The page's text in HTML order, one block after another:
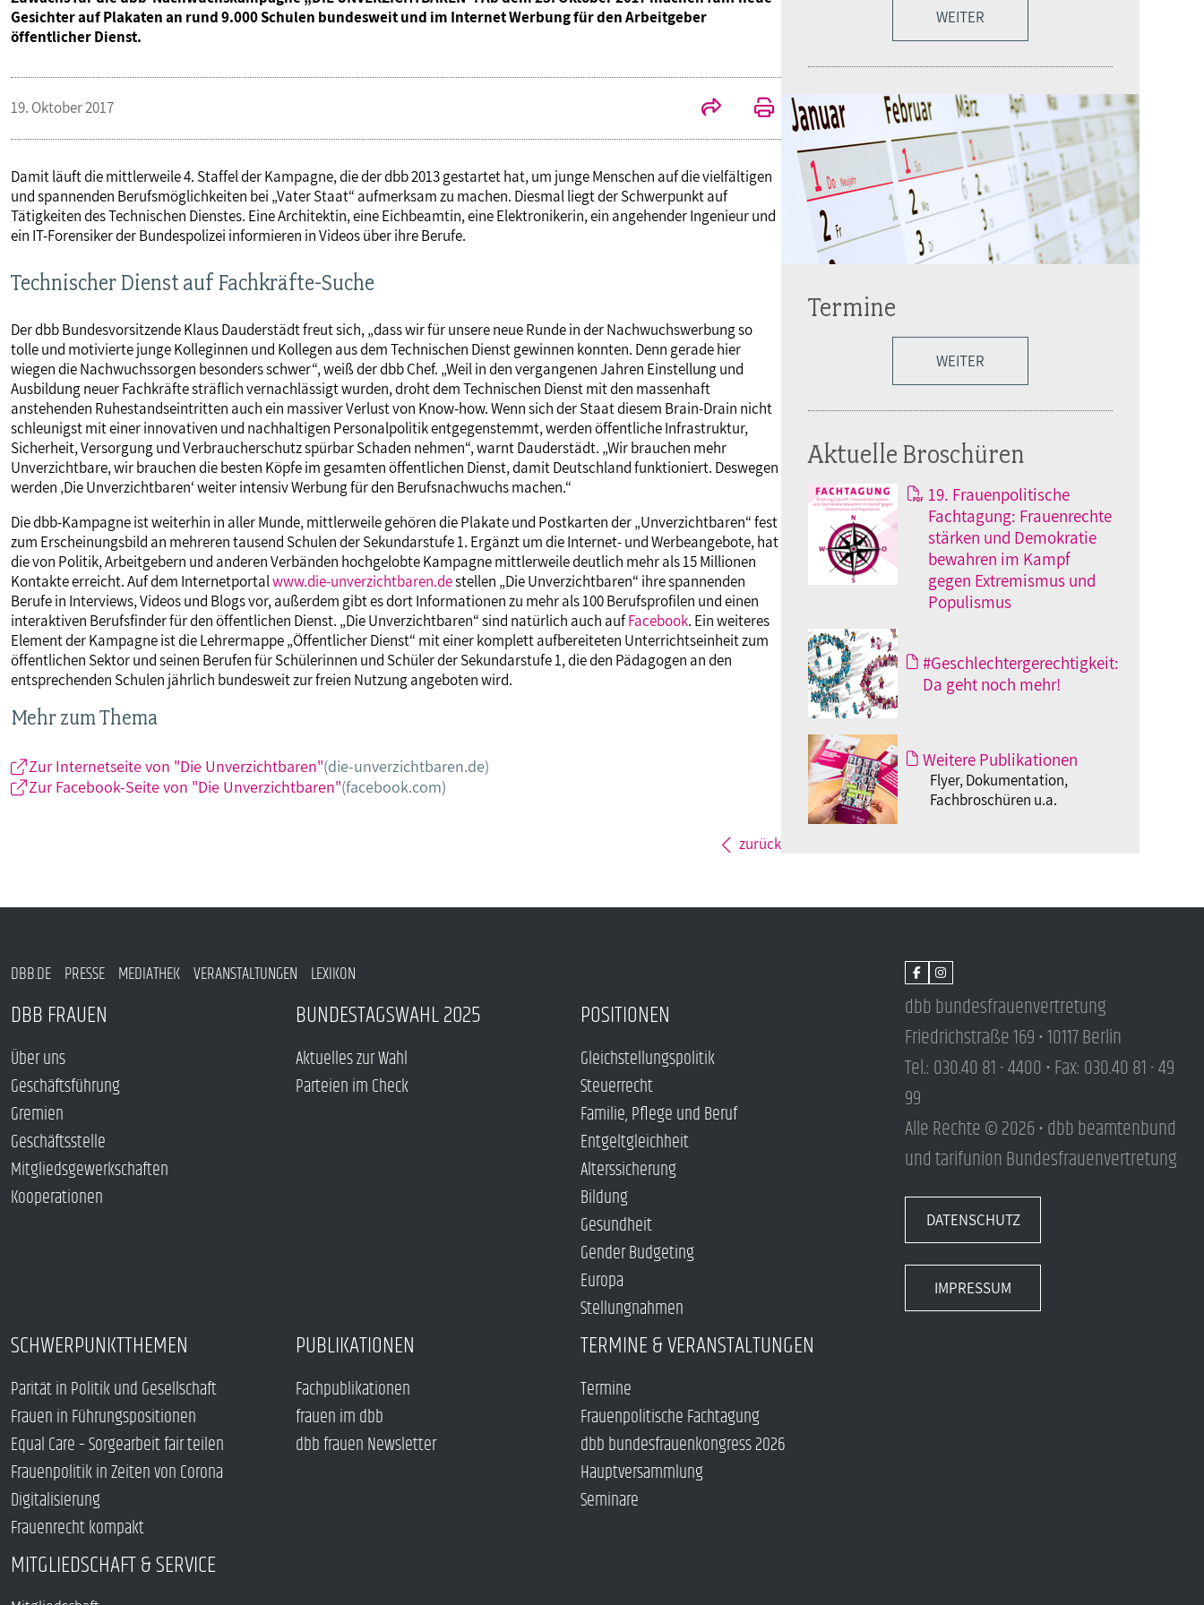
Gesichter auf Plakaten an rund 9.000 Schulen bundesweit und im Internet Werbung für den Arbeitgeber
öffentlicher Dienst.
19. Oktober 2017
Damit läuft die mittlerweile 4. Staffel der Kampagne, die der dbb 2013 gestartet hat, um junge Menschen auf die vielfältigen
und spannenden Berufsmöglichkeiten bei „Vater Staat“ aufmerksam zu machen. Diesmal liegt der Schwerpunkt auf
Tätigkeiten des Technischen Dienstes. Eine Architektin, eine Eichbeamtin, eine Elektronikerin, ein angehender Ingenieur und
ein IT-Forensiker der Bundespolizei informieren in Videos über ihre Berufe.
Technischer Dienst auf Fachkräfte-Suche
Der dbb Bundesvorsitzende Klaus Dauderstädt freut sich, „dass wir für unsere neue Runde in der Nachwuchswerbung so
tolle und motivierte junge Kolleginnen und Kollegen aus dem Technischen Dienst gewinnen konnten. Denn gerade hier
wiegen die Nachwuchssorgen besonders schwer“, weiß der dbb Chef. „Weil in den vergangenen Jahren Einstellung und
Ausbildung neuer Fachkräfte sträflich vernachlässigt wurden, droht dem Technischen Dienst mit den massenhaft
anstehenden Ruhestandseintritten auch ein massiver Verlust von Know-how. Wenn sich der Staat diesem Brain-Drain nicht
schleunigst mit einer innovativen und nachhaltigen Personalpolitik entgegenstemmt, werden öffentliche Infrastruktur,
Sicherheit, Versorgung und Verbraucherschutz spürbar Schaden nehmen“, warnt Dauderstädt. „Wir brauchen mehr
Unverzichtbare, wir brauchen die besten Köpfe im gesamten öffentlichen Dienst, damit Deutschland funktioniert. Deswegen
werden ‚Die Unverzichtbaren‘ weiter intensiv Werbung für den Berufsnachwuchs machen.“
Die dbb-Kampagne ist weiterhin in aller Munde, mittlerweile gehören die Plakate und Postkarten der „Unverzichtbaren“ fest
zum Erscheinungsbild an mehreren tausend Schulen der Sekundarstufe 1. Ergänzt um die Internet- und Werbeangebote, hat
die von Politik, Arbeitgebern und anderen Verbänden hochgelobte Kampagne mittlerweile deutlich mehr als 15 Millionen
Kontakte erreicht. Auf dem Internetportalwww.die-unverzichtbaren.destellen „Die Unverzichtbaren“ ihre spannenden
Berufe in Interviews, Videos und Blogs vor, außerdem gibt es dort Informationen zu mehr als 100 Berufsprofilen und einen
interaktiven Berufsfinder für den öffentlichen Dienst. „Die Unverzichtbaren“ sind natürlich auch aufFacebook. Ein weiteres
Element der Kampagne ist die Lehrermappe „Öffentlicher Dienst“ mit einer komplett aufbereiteten Unterrichtseinheit zum
öffentlichen Sektor und seinen Berufen für Schülerinnen und Schüler der Sekundarstufe 1, die den Pädagogen an den
entsprechenden Schulen jährlich bundesweit zur freien Nutzung angeboten wird.
Mehr zum Thema
Zur Internetseite von "Die Unverzichtbaren"(die-unverzichtbaren.de)
Zur Facebook-Seite von "Die Unverzichtbaren"(facebook.com)
zurück
WEITER
Termine
WEITER
Aktuelle Broschüren
19. Frauenpolitische
Fachtagung: Frauenrechte
stärken und Demokratie
bewahren im Kampf
gegen Extremismus und
Populismus
#Geschlechtergerechtigkeit:
Da geht noch mehr!
Weitere Publikationen
Flyer, Dokumentation,
Fachbroschüren u.a.
DBB.DE PRESSE MEDIATHEK VERANSTALTUNGEN LEXIKON
DBB FRAUEN
Über uns
Geschäftsführung
Gremien
Geschäftsstelle
Mitgliedsgewerkschaften
Kooperationen
BUNDESTAGSWAHL 2025
Aktuelles zur Wahl
Parteien im Check
POSITIONEN
Gleichstellungspolitik
Steuerrecht
Familie, Pflege und Beruf
Entgeltgleichheit
Alterssicherung
Bildung
Gesundheit
Gender Budgeting
Europa
Stellungnahmen
SCHWERPUNKTTHEMEN
Parität in Politik und Gesellschaft
Frauen in Führungspositionen
Equal Care – Sorgearbeit fair teilen
Frauenpolitik in Zeiten von Corona
Digitalisierung
Frauenrecht kompakt
PUBLIKATIONEN
Fachpublikationen
frauen im dbb
dbb frauen Newsletter
TERMINE & VERANSTALTUNGEN
Termine
Frauenpolitische Fachtagung
dbb bundesfrauenkongress 2026
Hauptversammlung
Seminare
MITGLIEDSCHAFT & SERVICE
dbb bundesfrauenvertretung
Friedrichstraße 169 • 10117 Berlin
Tel.: 030.40 81 - 4400 • Fax: 030.40 81 - 49
99
Alle Rechte © 2026 • dbb beamtenbund
und tarifunion Bundesfrauenvertretung
DATENSCHUTZ
IMPRESSUM